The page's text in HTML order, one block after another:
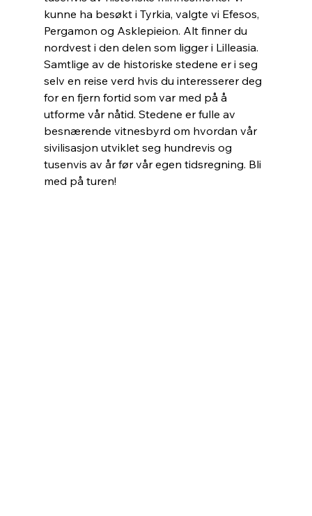
kunne ha besøkt i Tyrkia, valgte vi Efesos,
Pergamon og Asklepieion. Alt finner du
nordvest i den delen som ligger i Lilleasia.
Samtlige av de historiske stedene er i seg
selv en reise verd hvis du interesserer deg
for en fjern fortid som var med på å
utforme vår nåtid. Stedene er fulle av
besnærende vitnesbyrd om hvordan vår
sivilisasjon utviklet seg hundrevis og
tusenvis av år før vår egen tidsregning. Bli
med på turen!